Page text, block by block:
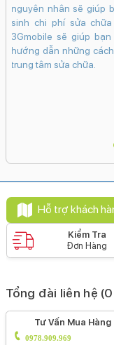
Kính cường
Pin & Sạc
Dung lượng
Tiết kiệm pin
không dây
Tiện ích
Bảo mật nâng
Tính năng đặc
Âm thanh
Detection)
nguyên nhân sẽ giúp
sinh chi phí sửa
3Gmobile sẽ giúp
hướng dẫn những
trung tâm sửa chữa.
Hỗ trợ khách
Kiểm Tra
Đơn Hàng
Tổng đài liên hệ
Tư Vấn Mua Hàng
0978.909.969